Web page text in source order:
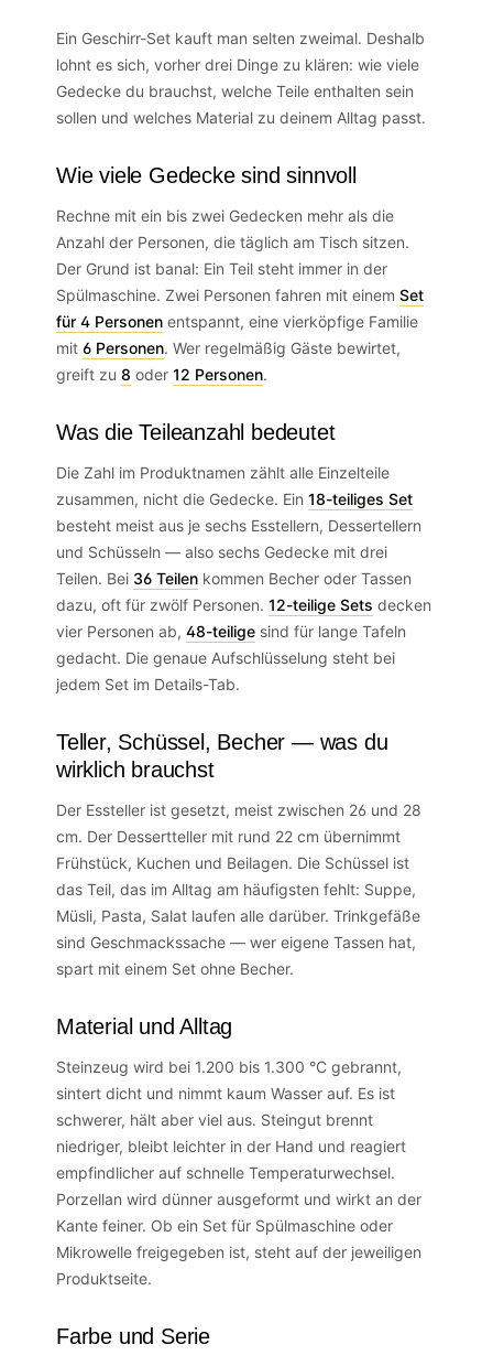
Ein Geschirr-Set kauft man selten zweimal. Deshalb
lohnt es sich, vorher drei Dinge zu klären: wie viele
Gedecke du brauchst, welche Teile enthalten sein
sollen und welches Material zu deinem Alltag passt.
Wie viele Gedecke sind sinnvoll
Rechne mit ein bis zwei Gedecken mehr als die
Anzahl der Personen, die täglich am Tisch sitzen.
Der Grund ist banal: Ein Teil steht immer in der
Spülmaschine. Zwei Personen fahren mit einem Set
für 4 Personen entspannt, eine vierköpfige Familie
mit 6 Personen. Wer regelmäßig Gäste bewirtet,
greift zu 8 oder 12 Personen.
Was die Teileanzahl bedeutet
Die Zahl im Produktnamen zählt alle Einzelteile
zusammen, nicht die Gedecke. Ein 18-teiliges Set
besteht meist aus je sechs Esstellern, Dessertellern
und Schüsseln — also sechs Gedecke mit drei
Teilen. Bei 36 Teilen kommen Becher oder Tassen
dazu, oft für zwölf Personen. 12-teilige Sets decken
vier Personen ab, 48-teilige sind für lange Tafeln
gedacht. Die genaue Aufschlüsselung steht bei
jedem Set im Details-Tab.
Teller, Schüssel, Becher — was du
wirklich brauchst
Der Essteller ist gesetzt, meist zwischen 26 und 28
cm. Der Dessertteller mit rund 22 cm übernimmt
Frühstück, Kuchen und Beilagen. Die Schüssel ist
das Teil, das im Alltag am häufigsten fehlt: Suppe,
Müsli, Pasta, Salat laufen alle darüber. Trinkgefäße
sind Geschmackssache — wer eigene Tassen hat,
spart mit einem Set ohne Becher.
Material und Alltag
Steinzeug wird bei 1.200 bis 1.300 °C gebrannt,
sintert dicht und nimmt kaum Wasser auf. Es ist
schwerer, hält aber viel aus. Steingut brennt
niedriger, bleibt leichter in der Hand und reagiert
empfindlicher auf schnelle Temperaturwechsel.
Porzellan wird dünner ausgeformt und wirkt an der
Kante feiner. Ob ein Set für Spülmaschine oder
Mikrowelle freigegeben ist, steht auf der jeweiligen
Produktseite.
Farbe und Serie